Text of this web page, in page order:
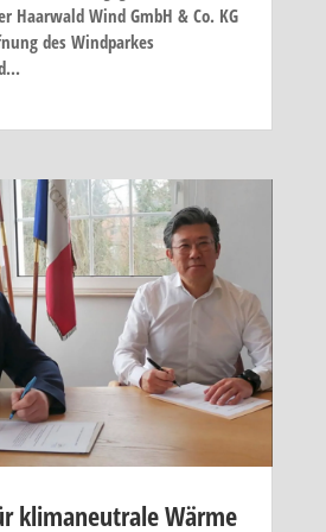
Haarwald Wind GmbH & Co. KG
des Windparkes
klimaneutrale Wärme